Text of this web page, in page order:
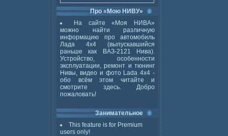
Про «Мою НИВУ»
На сайте «Моя НИВА»
можно найти различную
информацию про автомобиль
Лада 4x4 (выпускавшийся
раньше как ВАЗ-2121 Нива).
Устройство, особенности
эксплуатации, ремонт и тюнинг
Нивы, видео и фото Lada 4x4 -
обо всём этом читайте и
смотрите здесь. Добро
пожаловать!
Занимательное
This feature is for Premium
users only!